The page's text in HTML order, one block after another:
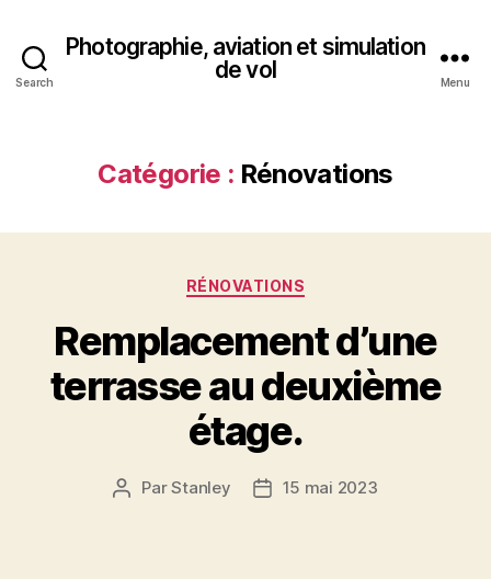
Search
Photographie, aviation et simulation
de vol
Menu
Catégorie : Rénovations
Catégories
RÉNOVATIONS
Remplacement d’une
terrasse au deuxième
étage.
Auteur
ParStanley
Date15 mai 2023